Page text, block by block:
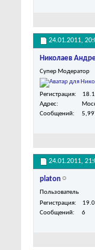
24.01.2011,
Николаев
Супер Модератор
Регистрация
Адрес
Сообщений
24.01.2011,
platon
Пользователь
Регистрация
Сообщений
6